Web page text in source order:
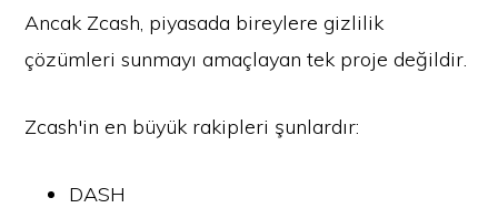
Ancak Zcash, piyasada bireylere gizlilik
çözümleri sunmayı amaçlayan tek proje değildir.
Zcash'in en büyük rakipleri şunlardır:
DASH